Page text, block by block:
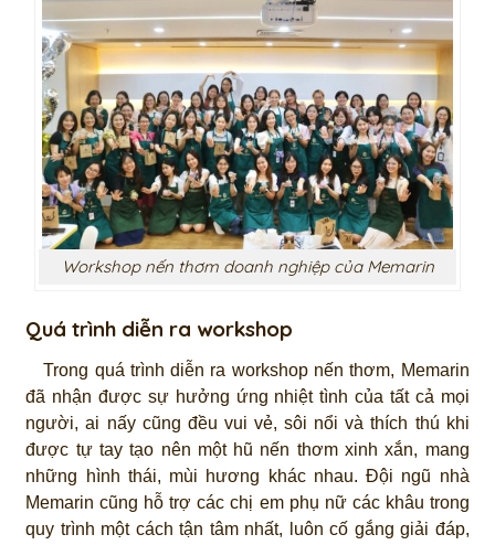
Workshop nến thơm doanh nghiệp của Memarin
Quá trình diễn ra workshop
Trong quá trình diễn ra workshop nến thơm, Memarin
đã nhận được sự hưởng ứng nhiệt tình của tất cả mọi
người, ai nấy cũng đều vui vẻ, sôi nổi và thích thú khi
được tự tay tạo nên một hũ nến thơm xinh xắn, mang
những hình thái, mùi hương khác nhau. Đội ngũ nhà
Memarin cũng hỗ trợ các chị em phụ nữ các khâu trong
quy trình một cách tận tâm nhất, luôn cố gắng giải đáp,